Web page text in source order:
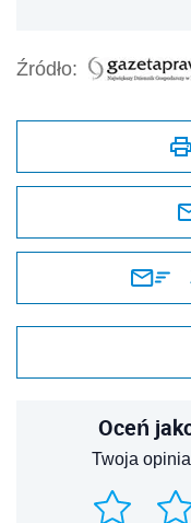
Źródło:
Oceń
Twoja